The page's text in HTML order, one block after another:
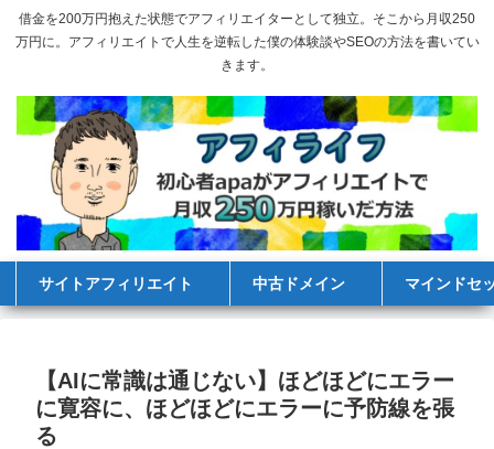
借金を200万円抱えた状態でアフィリエイターとして独立。そこから月収250
万円に。アフィリエイトで人生を逆転した僕の体験談やSEOの方法を書いてい
きます。
サイトアフィリエイト 中古ドメイン マインドセ
【AIに常識は通じない】ほどほどにエラー
に寛容に、ほどほどにエラーに予防線を張
る